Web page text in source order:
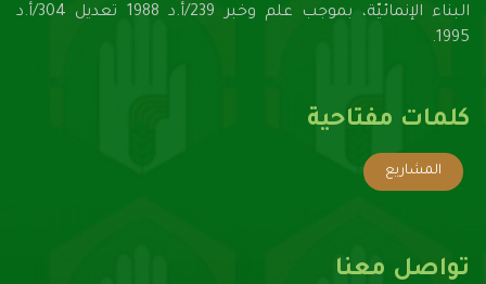
البناء الإنمائيّة، بموجب علم وخبر 239/أ.د 1988 تعديل 304/أ.د
1995.
كلمات مفتاحية
المشاريع
تواصل معنا